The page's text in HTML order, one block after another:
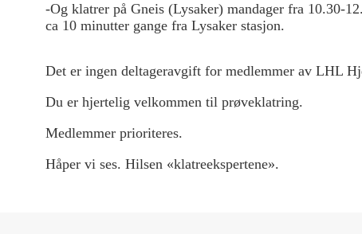
-Og klatrer på Gneis (Lysaker) mandager fra 10.30-
ca 10 minutter gange fra Lysaker stasjon.
Det er ingen deltageravgift for medlemmer av LHL
Du er hjertelig velkommen til prøveklatring.
Medlemmer prioriteres.
Håper vi ses. Hilsen «klatreekspertene».